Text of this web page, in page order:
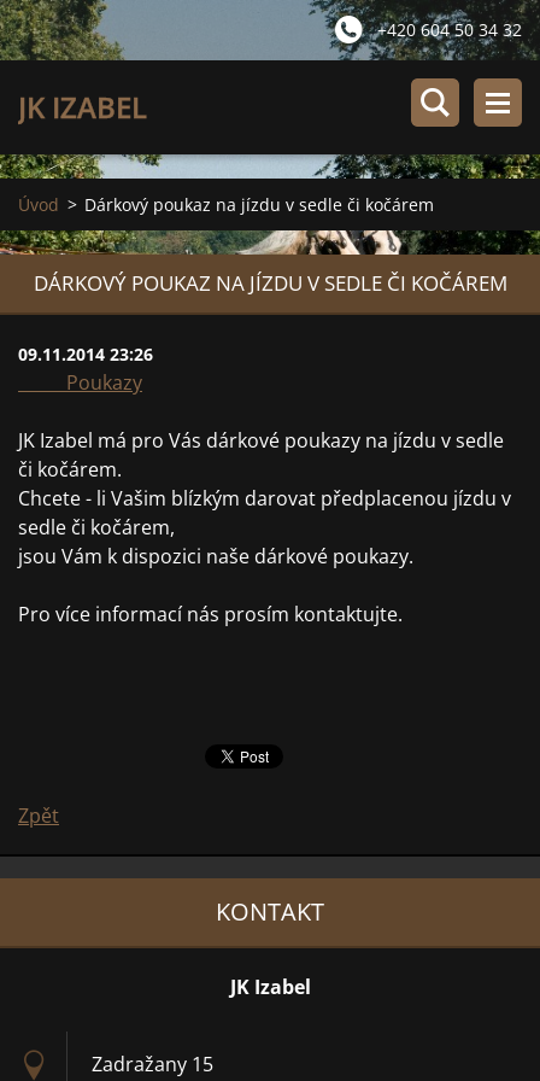
+420 604 50 34 32
JK IZABEL
Úvod > Dárkový poukaz na jízdu v sedle či kočárem
DÁRKOVÝ POUKAZ NA JÍZDU V SEDLE ČI KOČÁREM
09.11.2014 23:26
Poukazy
JK Izabel má pro Vás dárkové poukazy na jízdu v sedle
či kočárem.
Chcete - li Vašim blízkým darovat předplacenou jízdu v
sedle či kočárem,
jsou Vám k dispozici naše dárkové poukazy.
Pro více informací nás prosím kontaktujte.
Zpět
KONTAKT
JK Izabel
Zadražany 15